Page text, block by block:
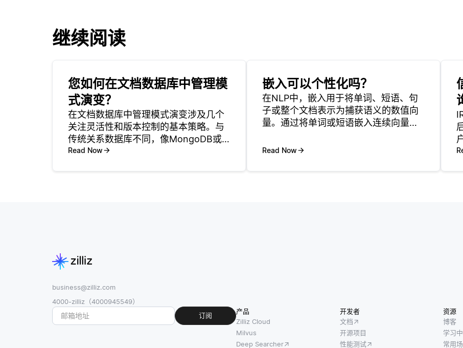
继续阅读
您如何在文档数据库中管理模
式演变？
在文档数据库中管理模式演变涉及几个
关注灵活性和版本控制的基本策略。与
传统关系数据库不同，像MongoDB或
Couchbase这样的文档数据库是无模式
Read Now
嵌入可以个性化吗？
在NLP中，嵌入用于将单词、短语、句
子或整个文档表示为捕获语义的数值向
量。通过将单词或短语嵌入连续向量空
间中的接近度来理解和处理单词之间的
Read Now
business@zilliz.com
4000-zilliz（4000945549）
订阅
产品
Zilliz Cloud
Milvus
Deep Searcher
开发者
文档
开源项目
性能测试
资源
博客
学习
常用